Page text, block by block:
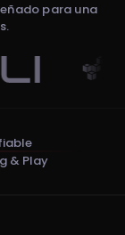
para una
& Play